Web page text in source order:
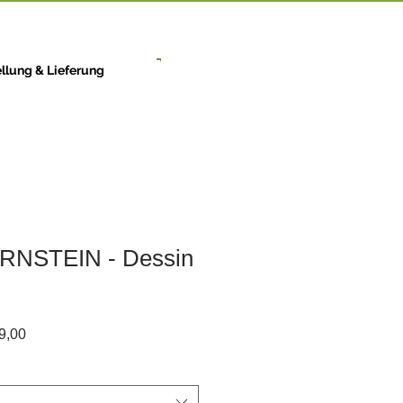
& Lieferung
- Dessin
Sale-